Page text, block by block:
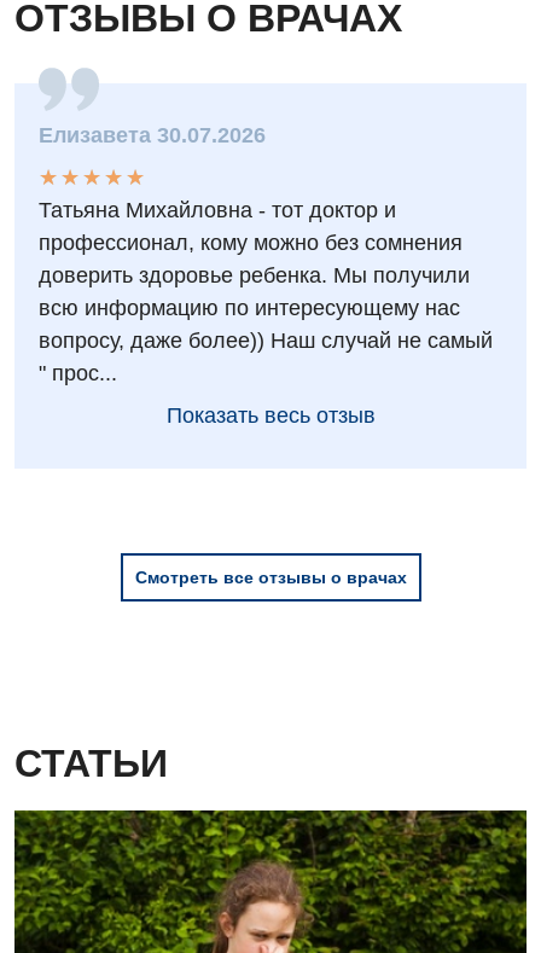
ОТЗЫВЫ О ВРАЧАХ
Елизавета 30.07.2026
★
★
★
★
★
★ ★ ★ ★ ★
Татьяна Михайловна - тот доктор и
профессионал, кому можно без сомнения
доверить здоровье ребенка. Мы получили
всю информацию по интересующему нас
вопросу, даже более)) Наш случай не самый
" прос...
Показать весь отзыв
Смотреть все отзывы о врачах
СТАТЬИ